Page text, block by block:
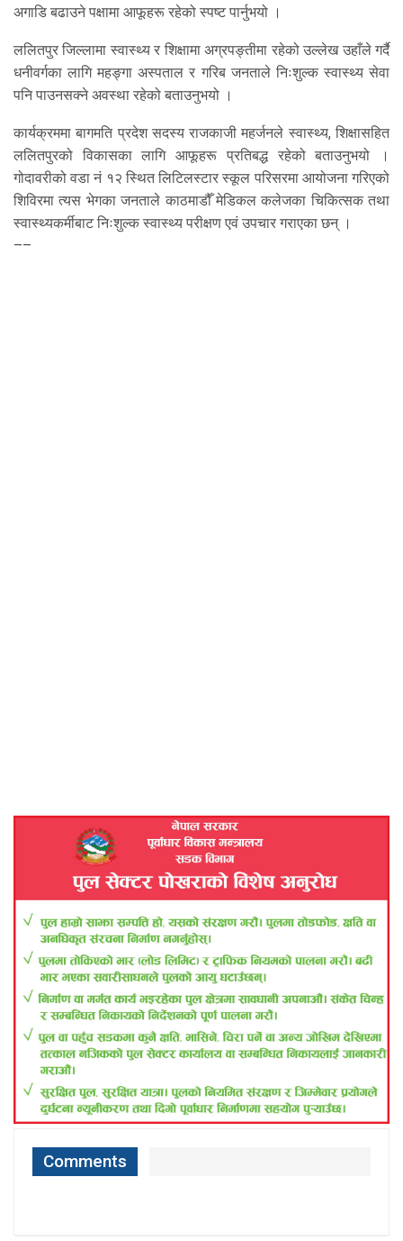
अगाडि बढाउने पक्षामा आफूहरू रहेको स्पष्ट पार्नुभयो ।
ललितपुर जिल्लामा स्वास्थ्य र शिक्षामा अग्रपङ्तीमा रहेको उल्लेख उहाँले गर्दै
धनीवर्गका लागि महङ्गा अस्पताल र गरिब जनताले निःशुल्क स्वास्थ्य सेवा
पनि पाउनसक्ने अवस्था रहेको बताउनुभयो ।
कार्यक्रममा बागमति प्रदेश सदस्य राजकाजी महर्जनले स्वास्थ्य, शिक्षासहित
ललितपुरको विकासका लागि आफूहरू प्रतिबद्ध रहेको बताउनुभयो ।
गोदावरीको वडा नं १२ स्थित लिटिलस्टार स्कूल परिसरमा आयोजना गरिएको
शिविरमा त्यस भेगका जनताले काठमाडौँ मेडिकल कलेजका चिकित्सक तथा
स्वास्थ्यकर्मीबाट निःशुल्क स्वास्थ्य परीक्षण एवं उपचार गराएका छन् ।
––
Comments